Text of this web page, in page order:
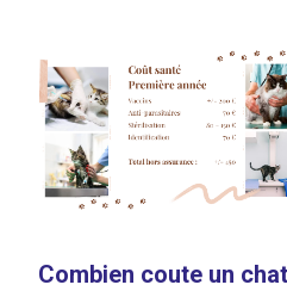
Combien coute un